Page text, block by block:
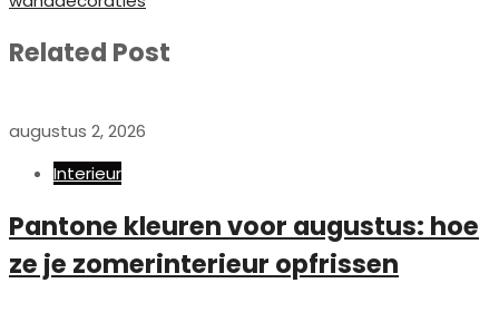
Related Post
augustus 2, 2026
Interieur
Pantone kleuren voor augustus: hoe
ze je zomerinterieur opfrissen